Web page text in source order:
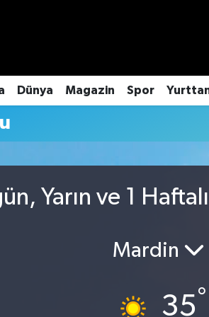
Dünya Magazin Spor
Yarın ve 1
Mardin
35°